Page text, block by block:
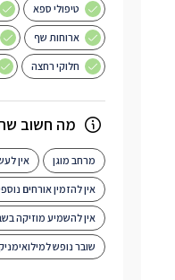
טיפולי ספא
ארוחות שף
חלוקי רחצה
מה חשוב
מרחב מוגן אין
אין להזמין אורחים
אין להשמיע מוזיקה
שובר נופש